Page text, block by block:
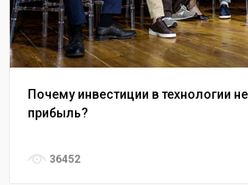
Почему инвестиции в технологии
прибыль?
36452